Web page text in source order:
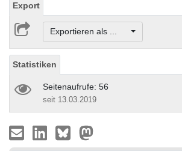
Export
Exportieren als ...
Statistiken
Seitenaufrufe: 56
seit 13.03.2019